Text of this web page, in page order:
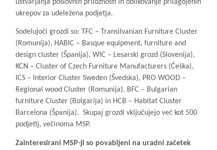
ustvarjanja poslovnih priložnosti in oblikovanje prilagojenih
ukrepov za udeležena podjetja.
Sodelujoči grozdi so: TFC – Transilvanian Furniture Cluster
(Romunija), HABIC – Basque equipment, furniture and
design cluster (Španija), WIC – Lesarski grozd (Slovenija),
KCN – Cluster of Czech Furniture Manufacturers (Češka),
ICS – Interior Cluster Sweden (Švedska), PRO WOOD –
Regional wood Cluster (Romunija), BFC – Bulgarian
furniture Cluster (Bolgarija) in HCB – Habitat Cluster
Barcelona (Španija). Skupaj grozdi vključujejo več kot 500
podjetij, večinoma MSP.
Zainteresirani MSP-ji so povabljeni na uradni začetek